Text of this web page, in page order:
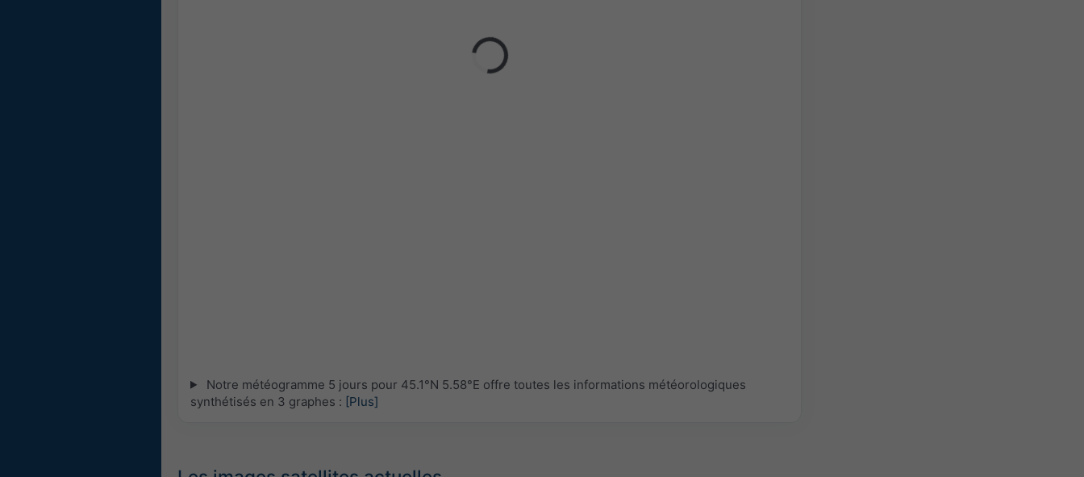
Notre météogramme 5 jours pour 45.1°N 5.58°E offre toutes les informations météorologiques
synthétisés en 3 graphes : [Plus]